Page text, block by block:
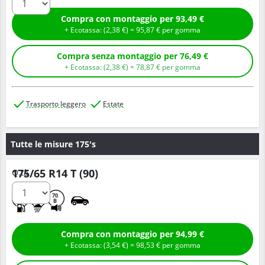
Compra con montaggio per 93,49 €
+ Ecotassa: (2,38€ ) =95,87€ per gomma
Compra senza montaggio per 76,49 €
+ Ecotassa: (2,38€ ) =78,87€ per gomma
Trasporto leggero Estate
Tutte le misure 175's
175/65 R14 T (90)
70
B
Q.tà
Compra con montaggio per 94,99 €
+ Ecotassa: (3,54€ ) =98,53€ per gomma